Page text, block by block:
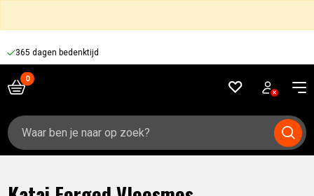
365 dagen bedenktijd
Zoeken
naar: